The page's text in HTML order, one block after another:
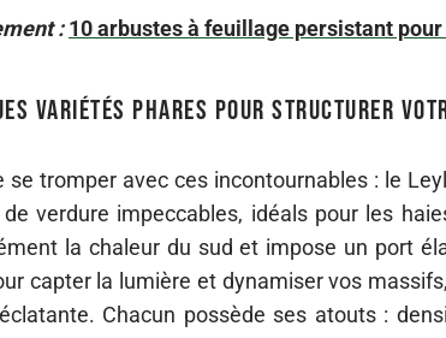
: 10 arbustes à feuillage persistant
variétés phares pour structurer
se tromper avec ces incontournables : le
verdure impeccables, idéals pour les
la chaleur du sud et impose un port
capter la lumière et dynamiser vos
Chacun possède ses atouts :